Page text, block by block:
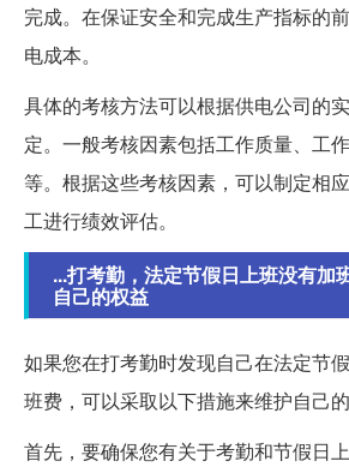
完成。在保证安全和完成生产指标的
电成本。
具体的考核方法可以根据供电公司的
定。一般考核因素包括工作质量、工
等。根据这些考核因素，可以制定相
工进行绩效评估。
...打考勤，法定节假日上班没有加
自己的权益
如果您在打考勤时发现自己在法定节
班费，可以采取以下措施来维护自己的
首先，要确保您有关于考勤和节假日